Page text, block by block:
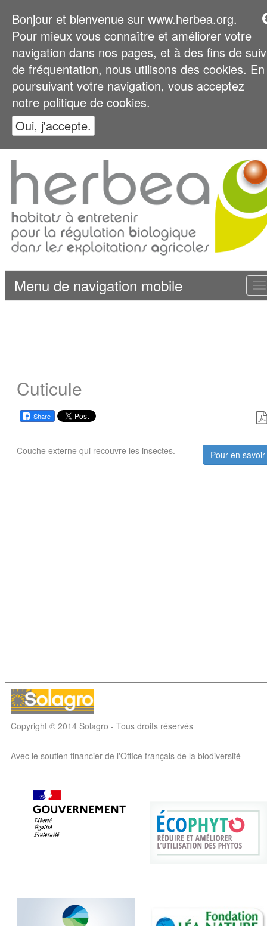
Bonjour et bienvenue sur www.herbea.org.
Pour mieux vous connaître et améliorer votre
navigation dans nos pages, et à des fins de
de fréquentation, nous utilisons des cookies. En
poursuivant votre navigation, vous acceptez
notre politique de cookies.
Oui, j'accepte.
Menu de navigation mobile
Cuticule
Share
Couche externe qui recouvre les insectes. Pour en
Copyright © 2014 Solagro - Tous droits réservés
Avec le soutien financier de l'Office français de la biodiversité